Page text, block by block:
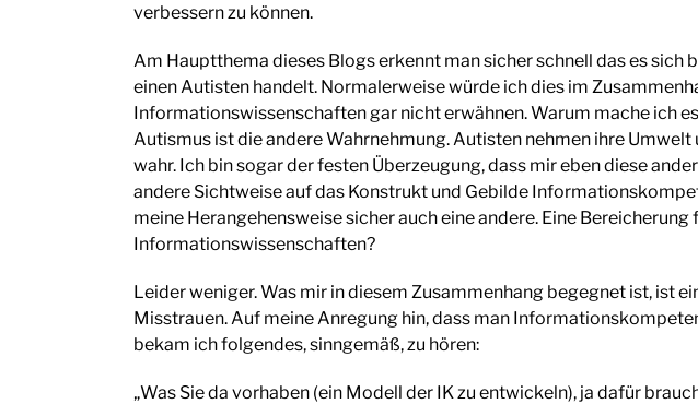
verbessern zu können.
Am Hauptthema dieses Blogs erkennt man sicher schnell das es sich
einen Autisten handelt. Normalerweise würde ich dies im
Informationswissenschaften gar nicht erwähnen. Warum mache ich
Autismus ist die andere Wahrnehmung. Autisten nehmen ihre
wahr. Ich bin sogar der festen Überzeugung, dass mir eben diese
andere Sichtweise auf das Konstrukt und Gebilde
meine Herangehensweise sicher auch eine andere. Eine Bereicherung
Informationswissenschaften?
Leider weniger. Was mir in diesem Zusammenhang begegnet ist, ist
Misstrauen. Auf meine Anregung hin, dass man
bekam ich folgendes, sinngemäß, zu hören:
„Was Sie da vorhaben (ein Modell der IK zu entwickeln), ja dafür